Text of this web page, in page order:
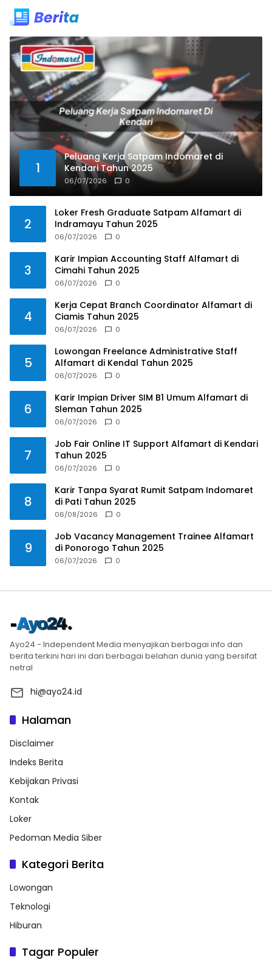
1
Peluang Kerja Satpam Indomaret di
Kendari Tahun 2025
06/07/2026 0
2
Loker Fresh Graduate Satpam Alfamart di
Indramayu Tahun 2025
06/07/2026 0
3
Karir Impian Accounting Staff Alfamart di
Cimahi Tahun 2025
06/07/2026 0
4
Kerja Cepat Branch Coordinator Alfamart di
Ciamis Tahun 2025
06/07/2026 0
5
Lowongan Freelance Administrative Staff
Alfamart di Kendal Tahun 2025
06/07/2026 0
6
Karir Impian Driver SIM B1 Umum Alfamart di
Sleman Tahun 2025
06/07/2026 0
7
Job Fair Online IT Support Alfamart di Kendari
Tahun 2025
06/07/2026 0
8
Karir Tanpa Syarat Rumit Satpam Indomaret
di Pati Tahun 2025
06/08/2026 0
9
Job Vacancy Management Trainee Alfamart
di Ponorogo Tahun 2025
06/07/2026 0
Ayo24 - Independent Media menyajikan berbagai info dan
berita terkini hari ini dari berbagai belahan dunia yang bersifat
netral
hi@ayo24.id
Halaman
Disclaimer
Indeks Berita
Kebijakan Privasi
Kontak
Loker
Pedoman Media Siber
Kategori Berita
Lowongan
Teknologi
Hiburan
Tagar Populer